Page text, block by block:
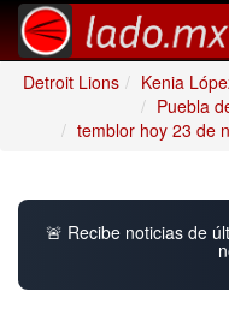
Detroit Lions
Kenia
Puebla
temblor hoy 23 de
🚨 Recibe noticias de